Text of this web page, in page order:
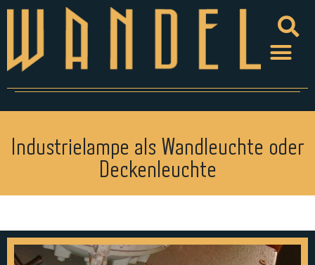
Industrielampe als Wandleuchte oder
Deckenleuchte